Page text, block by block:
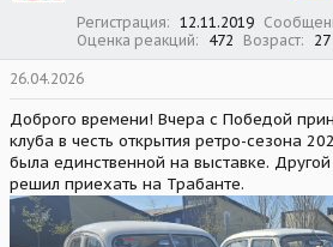
Регистрация 12.11.2019
Оценка реакций
472 Возраст 27
26.04.2026
Доброго времени! Вчера с Победой
клуба в честь открытия ретро-сезона
была единственной на выставке.
решил приехать на Трабанте.